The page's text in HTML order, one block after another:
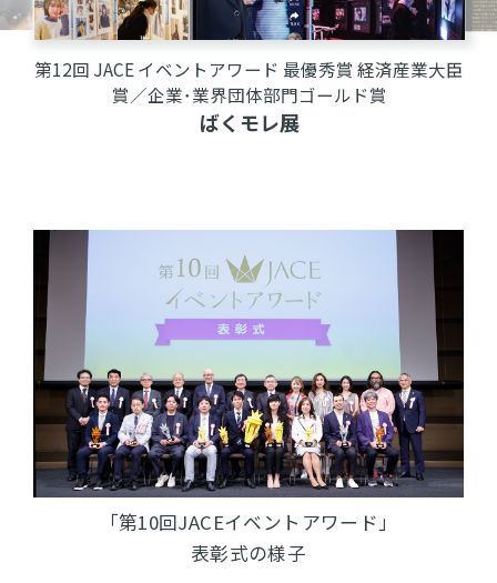
第12回 JACE イベントアワード イベントプロフェッシ
ョナル賞／企業･業界団体部門ブロンズ賞
映画『８番出口』東京メトロ脱出ゲーム
「第10回JACEイベントアワード」
表彰式の様子